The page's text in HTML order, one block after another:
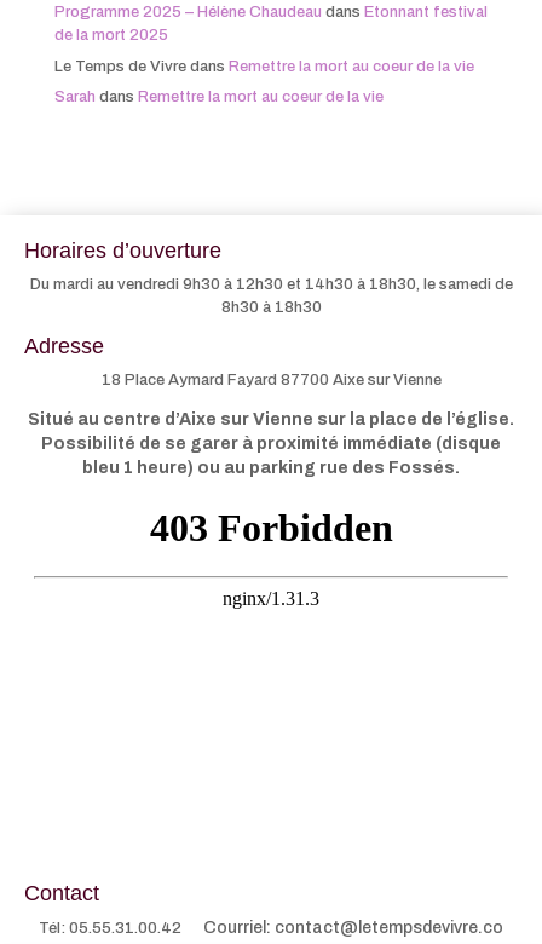
Programme 2025 – Hélène Chaudeau dans Etonnant festival
de la mort 2025
Le Temps de Vivredans Remettre la mort au coeur de la vie
Sarah dans Remettre la mort au coeur de la vie
Horaires d’ouverture
Du mardi au vendredi 9h30 à 12h30 et 14h30 à 18h30, le samedi de
8h30 à 18h30
Adresse
18 Place Aymard Fayard 87700 Aixe sur Vienne
Situé au centre d’Aixe sur Vienne sur la place de l’église.
Possibilité de se garer à proximité immédiate (disque
bleu 1 heure) ou au parking rue des Fossés.
Contact
Tél: 05.55.31.00.42 Courriel: contact@letempsdevivre.co